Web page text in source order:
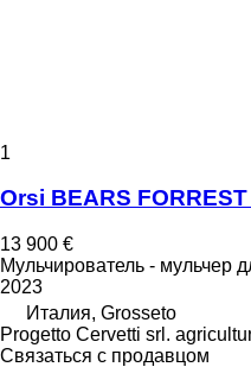
1
Orsi BEARS FORREST
13 900 €
Мульчирователь - мульчер
2023
Италия, Grosseto
Progetto Cervetti srl.
Связаться с продавцом